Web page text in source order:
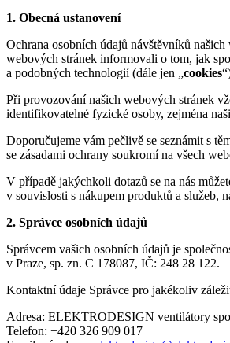
1. Obecná ustanovení
Ochrana osobních údajů návštěvníků
webových stránek informovali o tom, jak
a podobných technologií (dále jen „cookies
Při provozování našich webových stránek
identifikovatelné fyzické osoby, zejména
Doporučujeme vám pečlivě se seznámit s
se zásadami ochrany soukromí na všech
V případě jakýchkoli dotazů se na nás
v souvislosti s nákupem produktů a služeb,
2. Správce osobních údajů
Správcem vašich osobních údajů je
v Praze, sp. zn. C 178087, IČ: 248 28 122.
Kontaktní údaje Správce pro jakékoliv
Adresa: ELEKTRODESIGN ventilátory
Telefon: +420 326 909 017